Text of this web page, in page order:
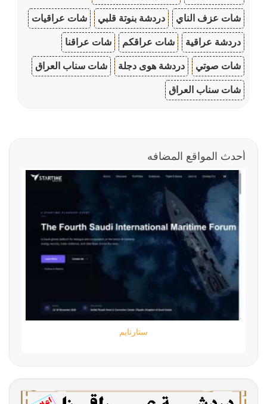
شات عزف الناي دردشة بنوتة قلبي شات عراقيات
دردشة عراقية شات عراقكم شات عراقنا
شات صوتي دردشة هوى دجلة شات سناب العراق
شات سناب العراق
أحدث المواقع المضافه
ستارتايم